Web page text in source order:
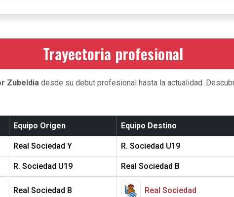
Trayectoria profesional
Zubeldia desde su debut profesional hasta la actualidad.
Equipo Origen Equipo Destino
Real Sociedad Y R. Sociedad U19
R. Sociedad U19 Real Sociedad B
Real Sociedad B Real Sociedad